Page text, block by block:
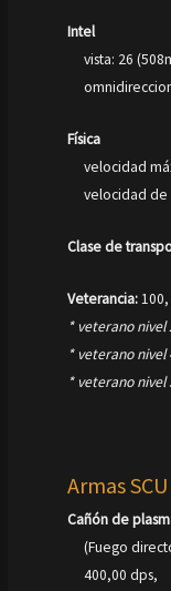
Intel
vista: 26
Física
velocidad
velocidad de
Clase de
Veterancia:
* veterano nivel
* veterano nivel
* veterano
Armas SCU
Cañón de
(Fuego
400,00 dps,